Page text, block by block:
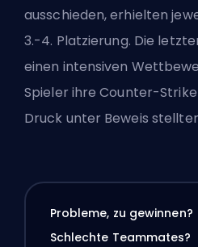
ausschieden, erhielten
3.-4. Platzierung. Die
einen intensiven
Spieler ihre Counter-
Druck unter Beweis
Probleme, zu gewinnen?
Schlechte Teammates?